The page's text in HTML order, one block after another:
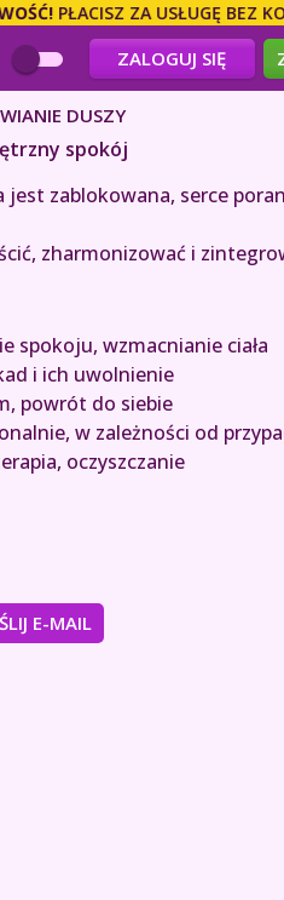
PŁACISZ ZA USŁUGĘ BEZ
ZALOGUJ SIĘ
DUSZY
spokój
zablokowana, serce
zharmonizować i
spokoju, wzmacnianie ciała
i ich uwolnienie
powrót do siebie
w zależności od
oczyszczanie
E-MAIL